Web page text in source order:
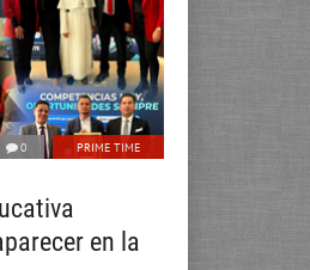
0 PRIME TIME
en la